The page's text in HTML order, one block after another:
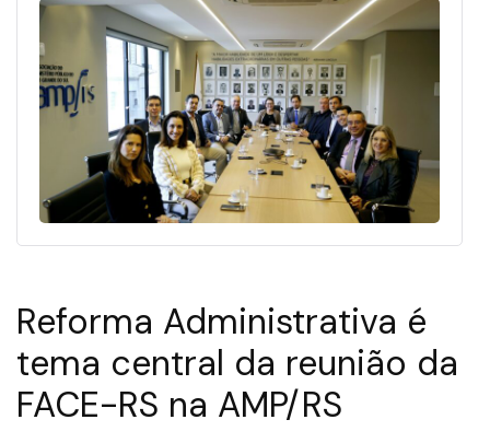
Reforma Administrativa é
tema central da reunião da
FACE-RS na AMP/RS